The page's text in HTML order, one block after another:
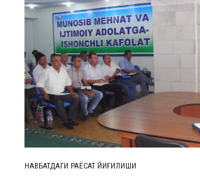
НАВБАТДАГИ РАЁСАТ ЙИҒИЛИШИ